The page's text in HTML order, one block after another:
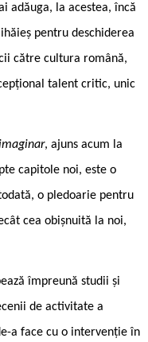
adăuga, la acestea, încă
pentru deschiderea
către cultura română,
talent critic, unic
, ajuns acum la
capitole noi, este o
o pledoarie pentru
cea obișnuită la noi,
împreună studii și
de activitate a
a face cu o intervenție în